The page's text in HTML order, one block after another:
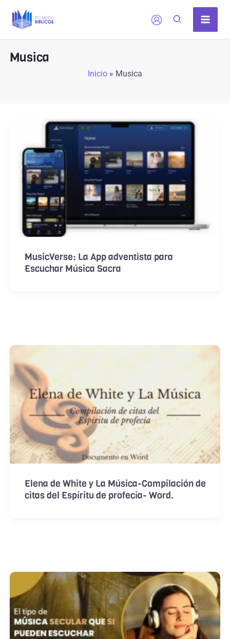
Musica
Inicio » Musica
MusicVerse: La App adventista para
Escuchar Música Sacra
Elena de White y La Música-Compilación de
citas del Espíritu de profecía- Word.